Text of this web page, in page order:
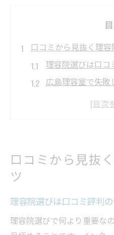
口コミから見抜く理
理容院選びは口
広島理容室で失敗
理容院の口コミ
江田島市ならではの理
理容院の体験談
理容院の仕上がり
口コミから感じ
口コミから見抜
ツ
理容院選びは口コミ評判
理容院選びで何より重要な